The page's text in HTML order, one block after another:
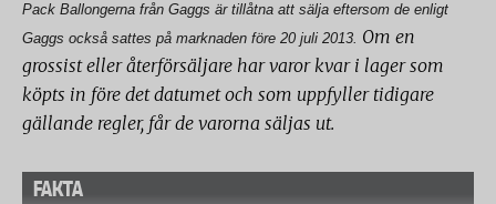
Pack Ballongerna från Gaggs är tillåtna att sälja eftersom de enligt
Gaggs också sattes på marknaden före 20 juli 2013. Om en
grossist eller återförsäljare har varor kvar i lager som
köpts in före det datumet och som uppfyller tidigare
gällande regler, får de varorna säljas ut.
FAKTA